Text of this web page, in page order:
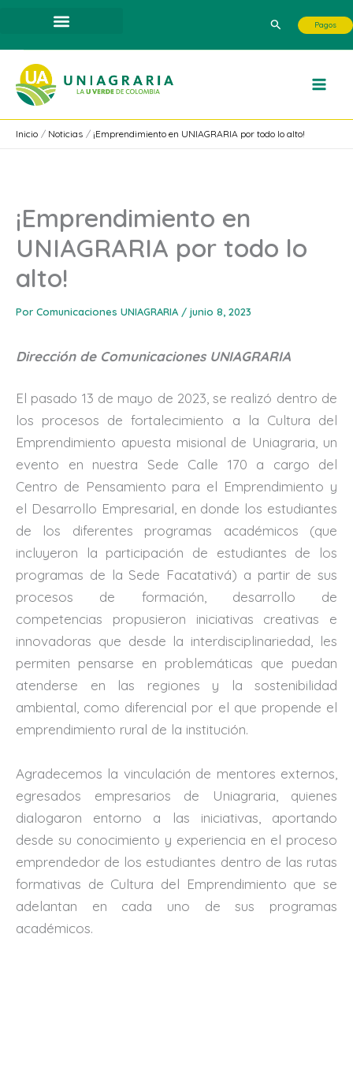
contenido
Buscar Pagos
Inicio Noticias ¡Emprendimiento en UNIAGRARIA por todo lo alto!
¡Emprendimiento en
UNIAGRARIA por todo lo
alto!
Por Comunicaciones UNIAGRARIA / junio 8, 2023
Dirección de Comunicaciones UNIAGRARIA
El pasado 13 de mayo de 2023, se realizó dentro de
los procesos de fortalecimiento a la Cultura del
Emprendimiento apuesta misional de Uniagraria, un
evento en nuestra Sede Calle 170 a cargo del
Centro de Pensamiento para el Emprendimiento y
el Desarrollo Empresarial, en donde los estudiantes
de los diferentes programas académicos (que
incluyeron la participación de estudiantes de los
programas de la Sede Facatativá) a partir de sus
procesos de formación, desarrollo de
competencias propusieron iniciativas creativas e
innovadoras que desde la interdisciplinariedad, les
permiten pensarse en problemáticas que puedan
atenderse en las regiones y la sostenibilidad
ambiental, como diferencial por el que propende el
emprendimiento rural de la institución.
Agradecemos la vinculación de mentores externos,
egresados empresarios de Uniagraria, quienes
dialogaron entorno a las iniciativas, aportando
desde su conocimiento y experiencia en el proceso
emprendedor de los estudiantes dentro de las rutas
formativas de Cultura del Emprendimiento que se
adelantan en cada uno de sus programas
académicos.